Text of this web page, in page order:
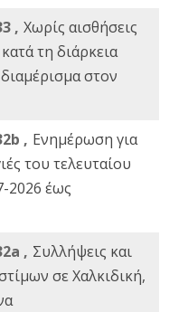
, Χωρίς αισθήσεις
τη διάρκεια
στον
, Ενημέρωση για
του τελευταίου
2026 έως
, Συλλήψεις και
σε Χαλκιδική,